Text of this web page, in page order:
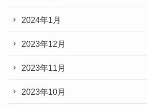
2024年1月
2023年12月
2023年11月
2023年10月